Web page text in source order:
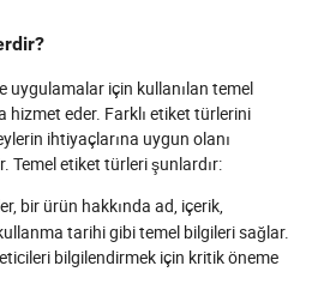
hale
ve
doğru
oyun
çeviklik ve
köprü
ve
baskı ve
ekiplerini
artırmak ve son
pazarlarda öne
güçlendirdiğini
geleceğe
etkilemeye hazır
perakende
uygulamalar için kullanılan temel
hizmet eder. Farklı etiket türlerini
ihtiyaçlarına uygun olanı
Temel etiket türleri şunlardır:
bir ürün hakkında ad, içerik,
tarihi gibi temel bilgileri sağlar.
bilgilendirmek için kritik öneme